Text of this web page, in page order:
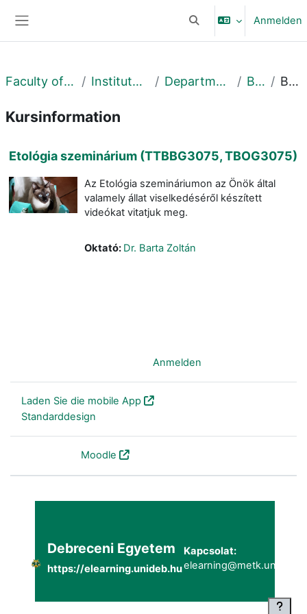
SucheingabeAnmelden
Faculty of Science and Technology Institute of Biology and Ecology Department of Evolutionary Zoology Biológia BSc Beschreibung
Kursinformation
Etológia szeminárium (TTBBG3075, TBOG3075)
Az Etológia szemináriumon az Önök által
valamely állat viselkedéséről készített
videókat vitatjuk meg.
Oktató: Dr. Barta Zoltán
Anmelden
Laden Sie die mobile App
Standarddesign
Moodle
Debreceni Egyetem
https://elearning.unideb.hu
Kapcsolat: